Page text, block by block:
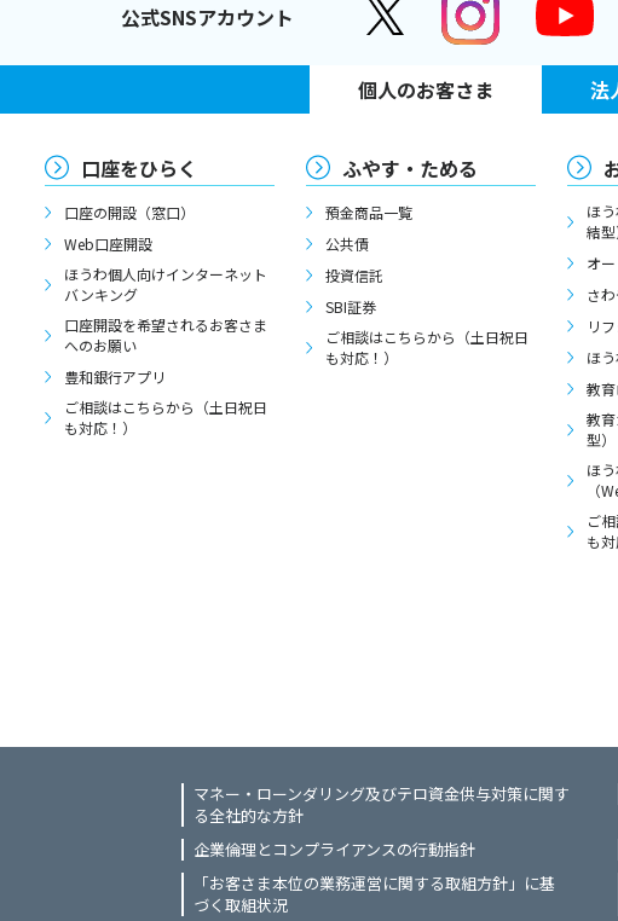
公式SNSアカウント
個人のお客さま 法
口座をひらく
口座の開設（窓口）
Web口座開設
ほうわ個人向けインターネット
バンキング
口座開設を希望されるお客さま
へのお願い
豊和銀行アプリ
ご相談はこちらから（土日祝日
も対応！）
ふやす・ためる
預金商品一覧
公共債
投資信託
SBI証券
ご相談はこちらから（土日祝日
も対応！）
ほ
結型
オ
さ
リ
ほ
教
教
型）
ほ
（
ご
も対
マネー・ローンダリング及びテロ資金供与対策に関す
る全社的な方針
企業倫理とコンプライアンスの行動指針
「お客さま本位の業務運営に関する取組方針」に基
づく取組状況